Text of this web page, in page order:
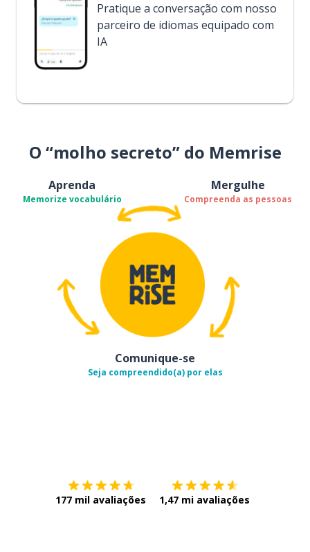
Pratique a conversação com nosso
parceiro de idiomas equipado com
IA
O “molho secreto” do Memrise
Aprenda
Memorize vocabulário
Mergulhe
Compreenda as pessoas
Comunique-se
Seja compreendido(a) por elas
177 mil avaliações 1,47 mi avaliações